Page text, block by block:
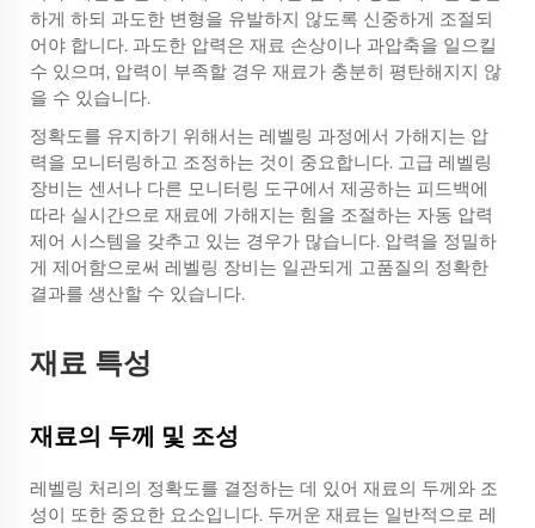
하게 하되 과도한 변형을 유발하지 않도록 신중하게 조절되
어야 합니다. 과도한 압력은 재료 손상이나 과압축을 일으킬
수 있으며, 압력이 부족할 경우 재료가 충분히 평탄해지지 않
을 수 있습니다.
정확도를 유지하기 위해서는 레벨링 과정에서 가해지는 압
력을 모니터링하고 조정하는 것이 중요합니다. 고급 레벨링
장비는 센서나 다른 모니터링 도구에서 제공하는 피드백에
따라 실시간으로 재료에 가해지는 힘을 조절하는 자동 압력
제어 시스템을 갖추고 있는 경우가 많습니다. 압력을 정밀하
게 제어함으로써 레벨링 장비는 일관되게 고품질의 정확한
결과를 생산할 수 있습니다.
재료 특성
재료의 두께 및 조성
레벨링 처리의 정확도를 결정하는 데 있어 재료의 두께와 조
성이 또한 중요한 요소입니다. 두꺼운 재료는 일반적으로 레